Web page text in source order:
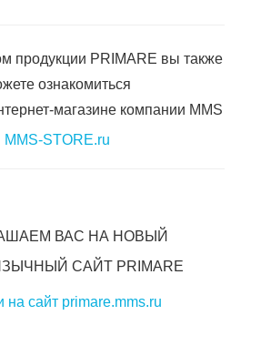
продукции PRIMARE вы также
ознакомиться
магазине компании MMS
MMS-STORE.ru
ВАС НА НОВЫЙ
САЙТ PRIMARE
на сайт primare.mms.ru